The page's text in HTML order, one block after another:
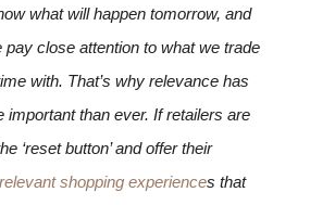
what will happen tomorrow, and
pay close attention to what we trade
with. That’s why relevance has
important than ever. If retailers are
‘reset button’ and offer their
shopping experiences that